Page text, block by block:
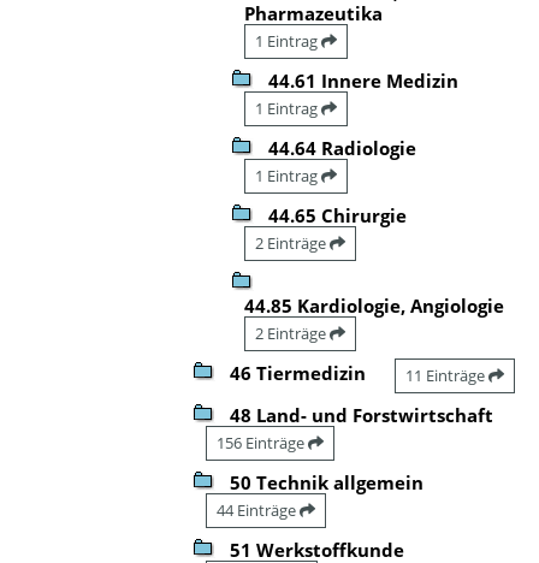
Pharmazeutika
1 Eintrag
44.61 Innere Medizin
1 Eintrag
44.64 Radiologie
1 Eintrag
44.65 Chirurgie
2 Einträge
44.85 Kardiologie, Angiologie
2 Einträge
46 Tiermedizin 11 Einträge
48 Land- und Forstwirtschaft
156 Einträge
50 Technik allgemein
44 Einträge
51 Werkstoffkunde